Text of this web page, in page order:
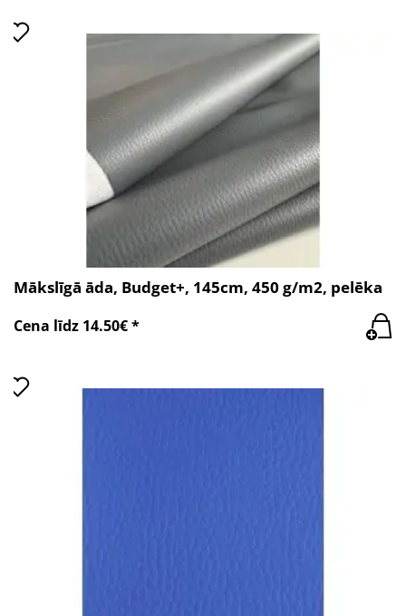
Mākslīgā āda, Budget+, 145cm, 450 g/m2, pelēka
Cena līdz 14.50€ *